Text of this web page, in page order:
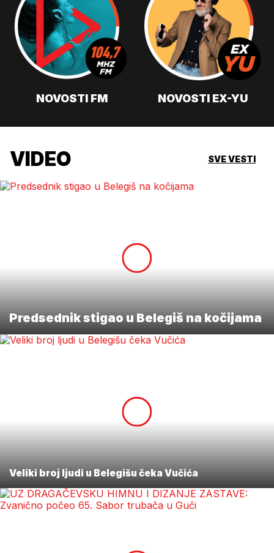
NOVOSTI FM NOVOSTI EX-YU
VIDEO SVE VESTI
Predsednik stigao u Belegiš na kočijama
Veliki broj ljudi u Belegišu čeka Vučića